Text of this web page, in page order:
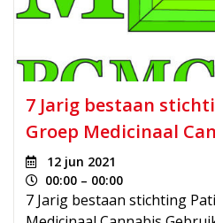
7 Jarig bestaan
Groep Medicinaal
12 jun 2021
00:00 – 00:00
7 Jarig bestaan stichting